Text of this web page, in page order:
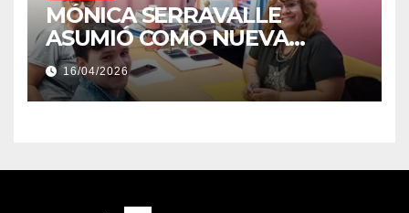
MÓNICA SERRAVALLE
ASUMIÓ COMO NUEVA
DIRECTORA DEL E.E.S. N° 82
«RENÉ FAVALORO» DE
BASAIL.
16/04/2026